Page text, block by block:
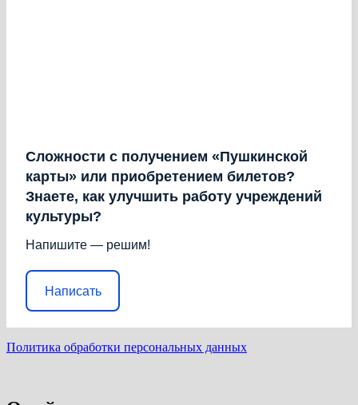
Сложности с получением «Пушкинской
карты» или приобретением билетов?
Знаете, как улучшить работу учреждений
культуры?
Напишите — решим!
Написать
Политика обработки персональных данных